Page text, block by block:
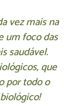
vez mais na
um foco das
saudável.
que
por todo o